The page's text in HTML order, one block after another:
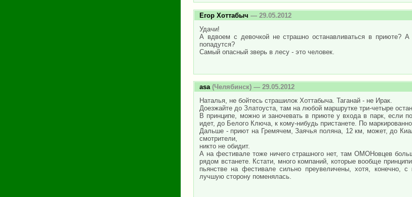
Егор Хоттабыч — 29.05.2012
Удачи!
А вдвоем с девочкой не страшно останавливаться в приюте?
попадутся?
Самый опасный зверь в лесу - это человек.
asa (Челябинск) — 29.05.2012
Наталья, не бойтесь страшилок Хоттабыча. Таганай - не Ирак.
Доезжайте до Златоуста, там на любой маршрутке три-четыре
В принципе, можно и заночевать в приюте у входа в парк, если
идет, до Белого Ключа, к кому-нибудь пристанете. По
Дальше - приют на Гремячем, Заячья поляна, 12 км, может, до
смотрители,
никто не обидит.
А на фестивале тоже ничего страшного нет, там ОМОНовцев
рядом встанете. Кстати, много компаний, которые вообще
пьянстве на фестивале сильно преувеличены, хотя, конечно, с
лучшую сторону поменялась.